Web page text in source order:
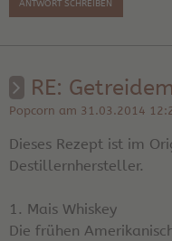
ANTWORT SCHREIBEN
RE:
Popcorn am 31.03.2014
Dieses Rezept ist im
Destillernhersteller.
1. Mais Whiskey
Die frühen